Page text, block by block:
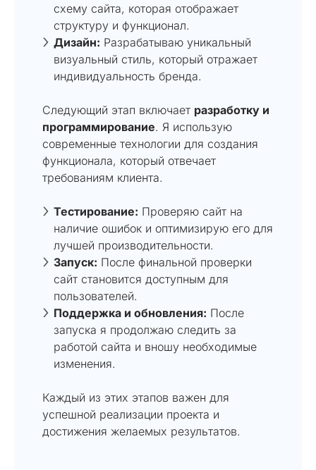
схему сайта, которая отображает
структуру и функционал.
Дизайн: Разрабатываю уникальный
визуальный стиль, который отражает
индивидуальность бренда.
Следующий этап включает разработку и
программирование. Я использую
современные технологии для создания
функционала, который отвечает
требованиям клиента.
Тестирование: Проверяю сайт на
наличие ошибок и оптимизирую его для
лучшей производительности.
Запуск: После финальной проверки
сайт становится доступным для
пользователей.
Поддержка и обновления: После
запуска я продолжаю следить за
работой сайта и вношу необходимые
изменения.
Каждый из этих этапов важен для
успешной реализации проекта и
достижения желаемых результатов.